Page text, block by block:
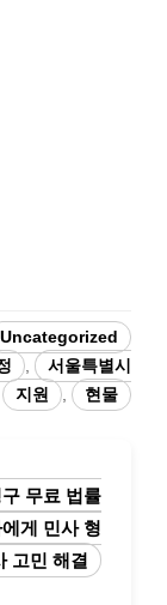
Uncategorized
서울특별시
지원 현물
무료 법률
게 민사 형
고민 해결